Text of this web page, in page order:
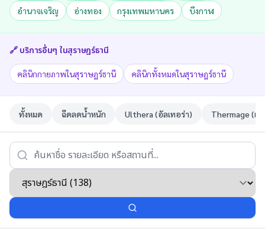
อำนาจเจริญ
อ่างทอง กรุงเทพมหานคร บึงกาฬ
🔗 บริการอื่นๆ ในสุราษฎร์ธานี
คลินิกกายภาพในสุราษฎร์ธานี คลินิกทั้งหมดในสุราษฎร์ธานี
ทั้งหมด ฉีดลดน้ำหนัก Ulthera (อัลเทอร่า) Thermage (เท